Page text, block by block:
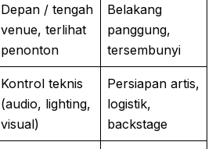
Depan / tengah
venue, terlihat
penonton
Belakang
panggung,
tersembunyi
Kontrol teknis
(audio, lighting,
visual)
Persiapan artis,
logistik,
backstage